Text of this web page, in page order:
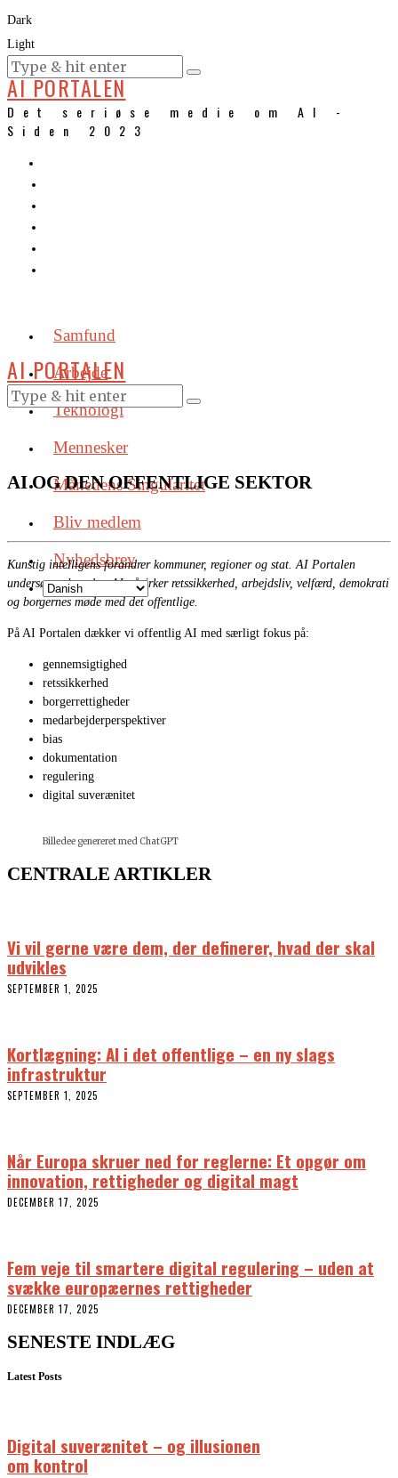
Dark
Light
KURSER
AI PORTALEN
Det seriøse medie om AI -
Siden 2023
Samfund
Arbejde
Teknologi
Mennesker
Månedens Singularitet
Bliv medlem
Nyhedsbrev
AI PORTALEN
AI OG DEN OFFENTLIGE SEKTOR
Kunstig intelligens forandrer kommuner, regioner og stat. AI Portalen
undersøger, hvordan AI påvirker retssikkerhed, arbejdsliv, velfærd, demokrati
og borgernes møde med det offentlige.
På AI Portalen dækker vi offentlig AI med særligt fokus på:
gennemsigtighed
retssikkerhed
borgerrettigheder
medarbejderperspektiver
bias
dokumentation
regulering
digital suverænitet
Billedee genereret med ChatGPT
CENTRALE ARTIKLER
Vi vil gerne være dem, der definerer, hvad der skal
udvikles
SEPTEMBER 1, 2025
Kortlægning: AI i det offentlige – en ny slags
infrastruktur
SEPTEMBER 1, 2025
Når Europa skruer ned for reglerne: Et opgør om
innovation, rettigheder og digital magt
DECEMBER 17, 2025
Fem veje til smartere digital regulering – uden at
svække europæernes rettigheder
DECEMBER 17, 2025
SENESTE INDLÆG
Latest Posts
Digital suverænitet – og illusionen
om kontrol